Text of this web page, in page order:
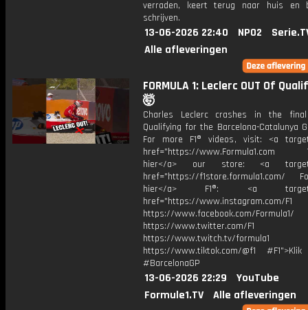
verraden, keert terug naar huis en
schrijven.
13-06-2026 22:40 NPO2
Alle afleveringen
FORMULA 1: Leclerc OUT Of
🤯
Charles Leclerc crashes in the
Qualifying for the Barcelona-Catalunya
For more F1® videos, visit: <a
href="https://www.Formula1.com
hier</a> our store: <a
href="https://f1store.formula1.com/
hier</a> F1®: <a
href="https://www.instagram.com/F1
https://www.facebook.com/Formula1/
https://www.twitter.com/F1
https://www.twitch.tv/formula1
https://www.tiktok.com/@f1
#BarcelonaGP
13-06-2026 22:29
YouTube
Formule1.TV
Alle afleveringen